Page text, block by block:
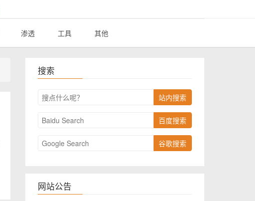
渗透 工具 其他
搜索
站内搜索
百度搜索
谷歌搜索
网站公告